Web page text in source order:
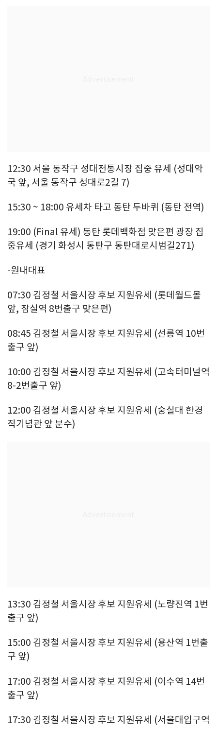
12:30 서울 동작구 성대전통시장 집중 유세 (성대약
국 앞, 서울 동작구 성대로2길 7)
15:30 ~ 18:00 유세차 타고 동탄 두바퀴 (동탄 전역)
19:00 (Final 유세) 동탄 롯데백화점 맞은편 광장 집
중유세 (경기 화성시 동탄구 동탄대로시범길271)
-원내대표
07:30 김정철 서울시장 후보 지원유세 (롯데월드몰
앞, 잠실역 8번출구 맞은편)
08:45 김정철 서울시장 후보 지원유세 (선릉역 10번
출구 앞)
10:00 김정철 서울시장 후보 지원유세 (고속터미널역
8-2번출구 앞)
12:00 김정철 서울시장 후보 지원유세 (숭실대 한경
직기념관 앞 분수)
13:30 김정철 서울시장 후보 지원유세 (노량진역 1번
출구 앞)
15:00 김정철 서울시장 후보 지원유세 (용산역 1번출
구 앞)
17:00 김정철 서울시장 후보 지원유세 (이수역 14번
출구 앞)
17:30 김정철 서울시장 후보 지원유세 (서울대입구역